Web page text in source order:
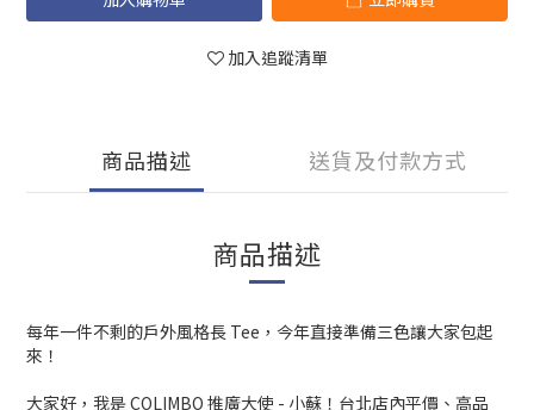
加入追蹤清單
商品描述 送貨及付款方式
商品描述
每年一件不剩的戶外風格長 Tee，今年直接準備三色讓大家包起
來！
大家好，我是 COLIMBO 推廣大使 - 小蘇！台北店內平價、高品